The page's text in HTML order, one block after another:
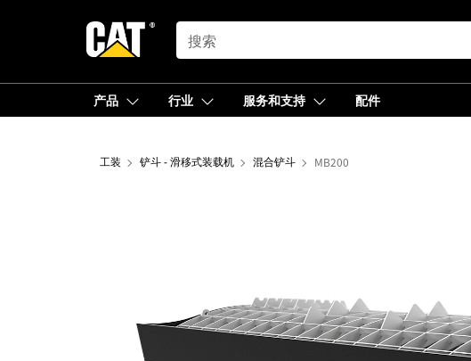
SEARCH
产品 行业 服务和支持 配件
工装 铲斗 - 滑移式装载机 混合铲斗 MB200